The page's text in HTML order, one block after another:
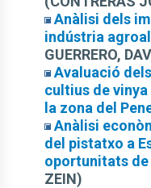
Anàlisi dels
indústria
GUERRERO,
Avaluació
cultius de
la zona del
Anàlisi
del pistatxo a
oportunitats
ZEIN)